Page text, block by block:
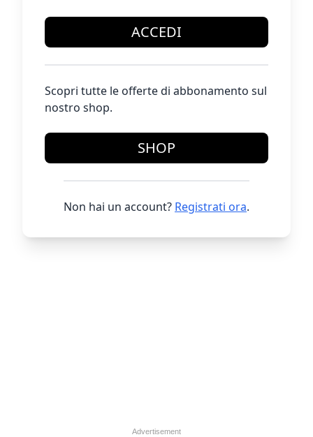
ACCEDI
Scopri tutte le offerte di abbonamento sul
nostro shop.
SHOP
Non hai un account? Registrati ora.